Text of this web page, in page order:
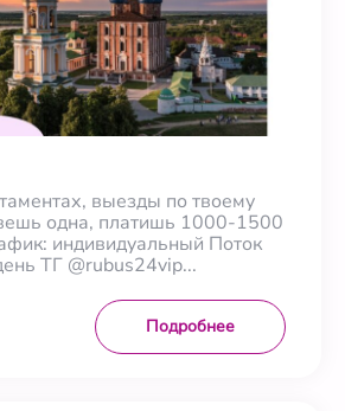
выезды по твоему
одна, платишь 1000-1500
индивидуальный Поток
ТГ @rubus24vip...
Подробнее